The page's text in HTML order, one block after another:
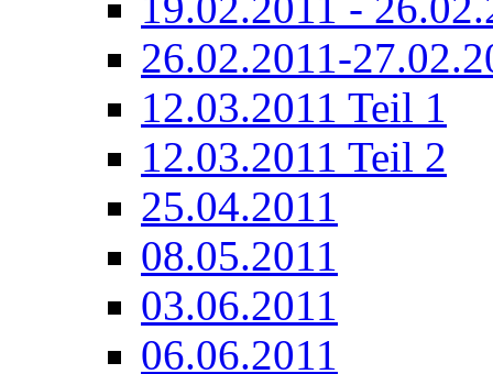
26.02.2011-
12.03.2011 Teil 1
12.03.2011 Teil 2
25.04.2011
08.05.2011
03.06.2011
06.06.2011